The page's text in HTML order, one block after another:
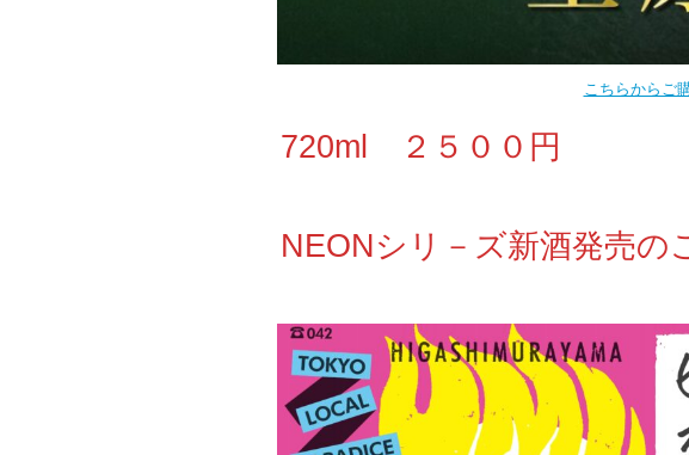
こちらからご
720ml ２５００円
NEONシリ－ズ新酒発売の